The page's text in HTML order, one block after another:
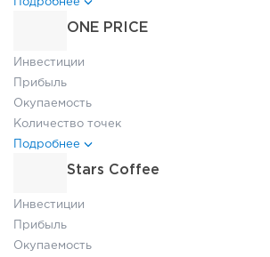
Подробнее
ONE PRICE
Инвестиции
Прибыль
Окупаемость
Количество точек
Подробнее
Stars Coffee
Инвестиции
Прибыль
Окупаемость